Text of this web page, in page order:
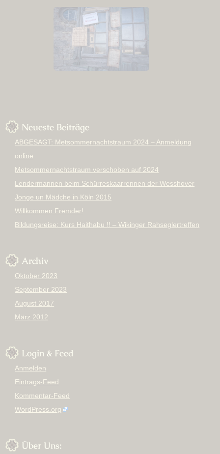
Neueste Beiträge
ABGESAGT: Metsommernachtstraum 2024 – Anmeldung
online
Metsommernachtstraum verschoben auf 2024
Lendermannen beim Schürreskaarrennen der Wesshover
Jonge un Mädche in Köln 2015
Willkommen Fremder!
Bildungsreise: Kurs Haithabu !! – Wikinger Rahseglertreffen
Archiv
Oktober 2023
September 2023
August 2017
März 2012
Login & Feed
Anmelden
Eintrags-Feed
Kommentar-Feed
WordPress.org
Über Uns: